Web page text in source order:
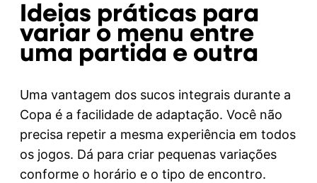
Ideias práticas para
variar o menu entre
uma partida e outra
Uma vantagem dos sucos integrais durante a
Copa é a facilidade de adaptação. Você não
precisa repetir a mesma experiência em todos
os jogos. Dá para criar pequenas variações
conforme o horário e o tipo de encontro.